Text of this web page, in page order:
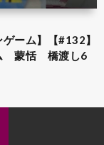
ゲーム】【#132】
蒙恬 橋渡し6